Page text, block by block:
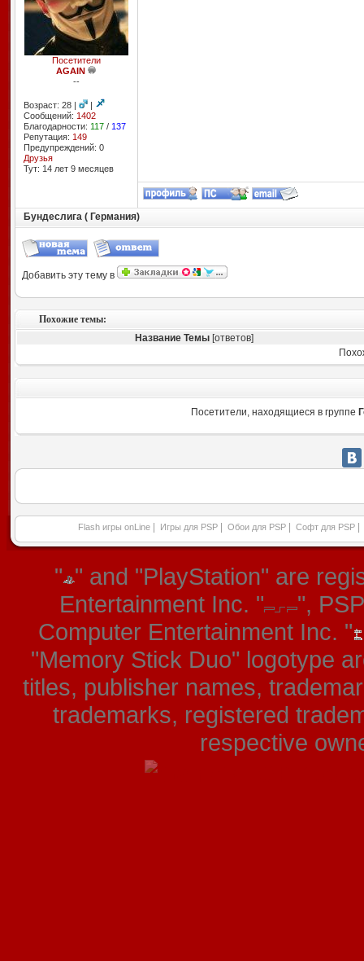
Посетители
AGAIN
--
Возраст: 28 |
|
Сообщений: 1402
Благодарности: 117/ 137
Репутация: 149
Предупреждений: 0
Друзья
Тут: 14 лет 9 месяцев
Бундеслига ( Германия)
Добавить эту тему в
Похожие темы:
Название Темы[ответов]
Посетители, находящиеся в группе
Flash игры onLine Игры для PSP Обои для PSP Софт для PSP
" " and "PlayStation" are
Entertainment Inc. "
",
Computer Entertainment Inc. "
"Memory Stick Duo" logotype
titles, publisher names,
trademarks, registered
respective